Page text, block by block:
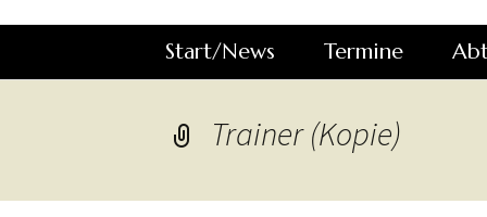
Start/News
Facebook…
Termine
SuS
Trainer (Kopie)